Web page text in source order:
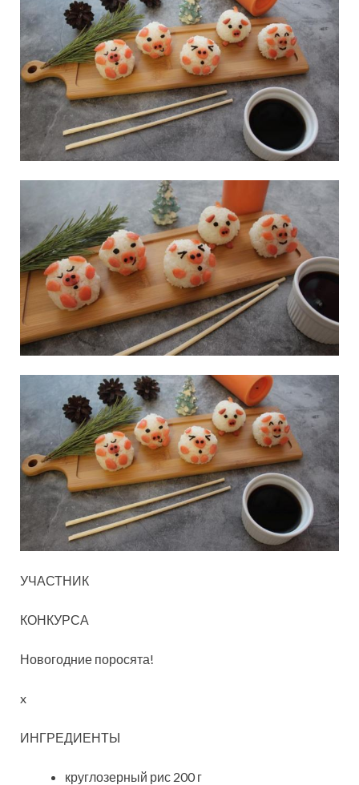
УЧАСТНИК
КОНКУРСА
Новогодние поросята!
x
ИНГРЕДИЕНТЫ
круглозерный рис 200 г